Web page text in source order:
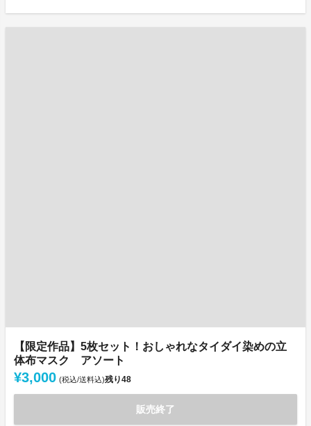
【限定作品】5枚セット！おしゃれなタイダイ染めの立
体布マスク アソート
¥3,000 (税込/送料込)残り48
販売終了